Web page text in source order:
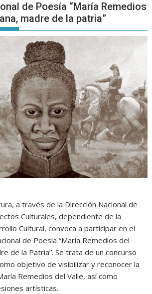
de Poesía “María Remedios
madre de la patria”
a través de la Dirección Nacional de
Culturales, dependiente de la
Cultural, convoca a participar en el
de Poesía “María Remedios del
de la Patria”. Se trata de un concurso
objetivo de visibilizar y reconocer la
Remedios del Valle, así como
artísticas.